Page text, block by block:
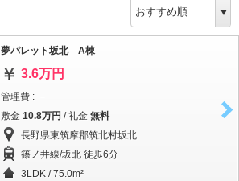
夢パレット坂北 A棟
3.6万円
管理費 : －
敷金 10.8万円 / 礼金 無料
長野県東筑摩郡筑北村坂北
篠ノ井線/坂北 徒歩6分
3LDK / 75.0m²